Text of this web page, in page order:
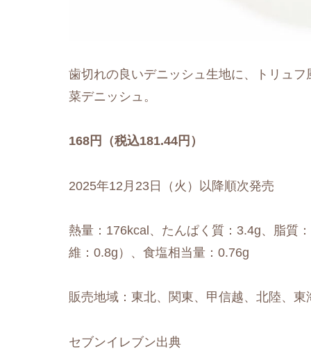
歯切れの良いデニッシュ生地に、トリュ
菜デニッシュ。
168円（税込181.44円）
2025年12月23日（火）以降順次発売
熱量：176kcal、たんぱく質：3.4g、脂質
維：0.8g）、食塩相当量：0.76g
販売地域：東北、関東、甲信越、北陸、
セブンイレブン出典